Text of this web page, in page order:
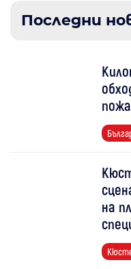
Последни
на